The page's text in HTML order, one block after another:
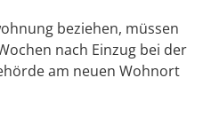
beziehen, müssen
nach Einzug bei der
am neuen Wohnort